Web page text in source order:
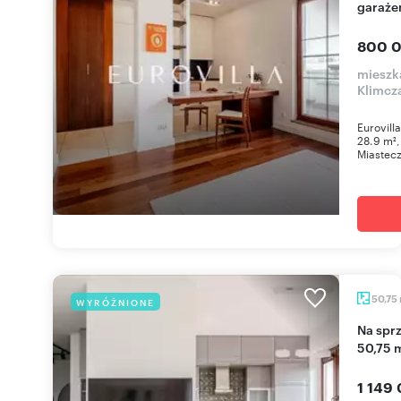
800
28.9
WYRÓŻNIONE 50,75
Na sprzedaż przestronne 2-pokojowe mieszkanie
50,75
1 149